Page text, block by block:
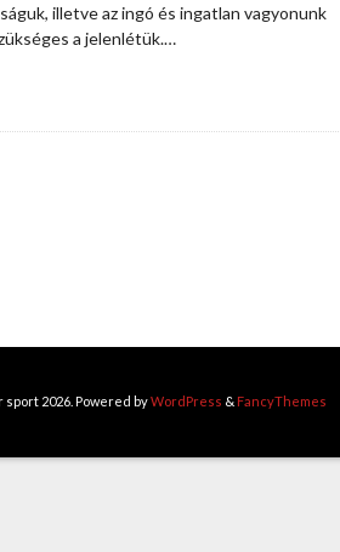
illetve az ingó és ingatlan vagyonunk
a jelenlétük.…
sport 2026. Powered byWordPress & FancyThemes